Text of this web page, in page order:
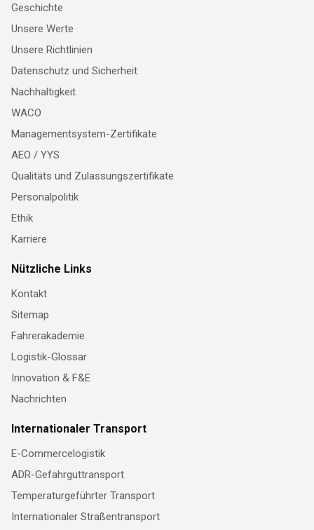
Geschichte
Unsere Werte
Unsere Richtlinien
Datenschutz und Sicherheit
Nachhaltigkeit
WACO
Managementsystem-Zertifikate
AEO / YYS
Qualitäts und Zulassungszertifikate
Personalpolitik
Ethik
Karriere
Nützliche Links
Kontakt
Sitemap
Fahrerakademie
Logistik-Glossar
Innovation & F&E
Nachrichten
Internationaler Transport
E-Commercelogistik
ADR-Gefahrguttransport
Temperaturgeführter Transport
Internationaler Straßentransport